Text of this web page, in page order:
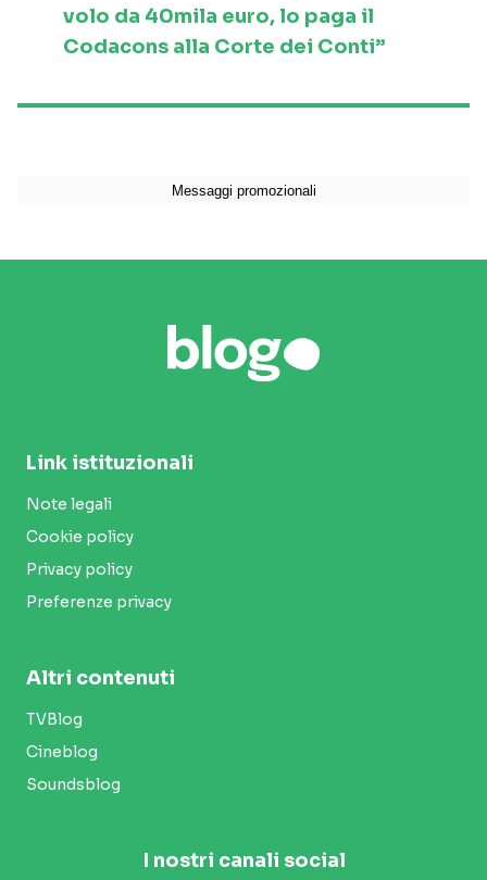
volo da 40mila euro, lo paga il
Codacons alla Corte dei Conti”
Link istituzionali
Note legali
Cookie policy
Privacy policy
Preferenze privacy
Altri contenuti
TVBlog
Cineblog
Soundsblog
I nostri canali social